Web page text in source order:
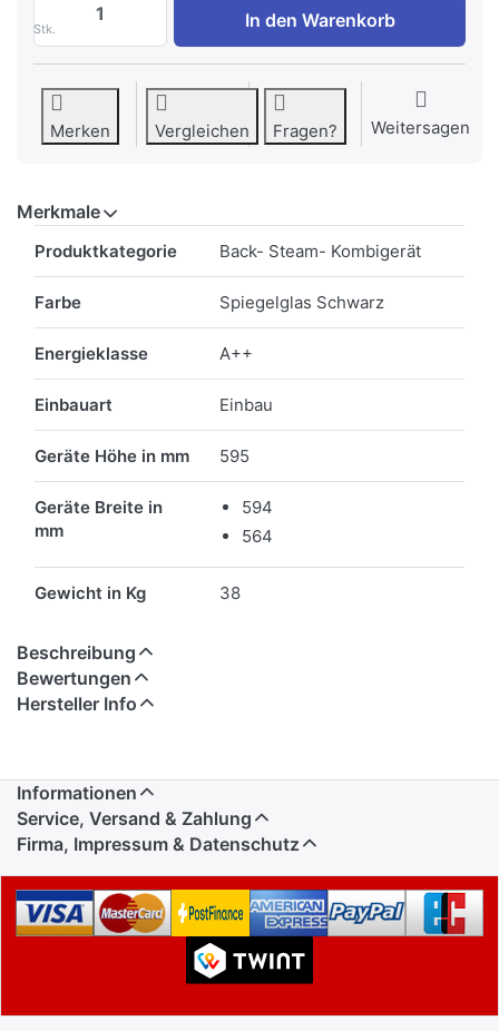
Stk. In den Warenkorb
Merken Vergleichen Fragen? Weitersagen
Merkmale
Produktkategorie Back- Steam- Kombigerät
Farbe Spiegelglas Schwarz
Energieklasse A++
Einbauart Einbau
Geräte Höhe in mm 595
Geräte Breite in
mm
594
564
Gewicht in Kg 38
Beschreibung
Bewertungen
Hersteller Info
Informationen
Service, Versand & Zahlung
Firma, Impressum & Datenschutz